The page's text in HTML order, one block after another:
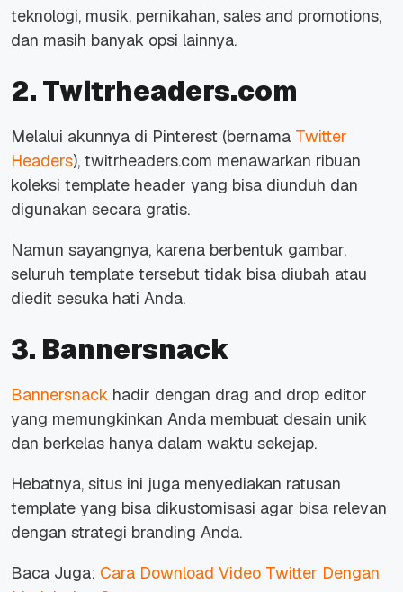
teknologi, musik, pernikahan, sales and promotions,
dan masih banyak opsi lainnya.
2. Twitrheaders.com
Melalui akunnya di Pinterest (bernama Twitter
Headers), twitrheaders.com menawarkan ribuan
koleksi template header yang bisa diunduh dan
digunakan secara gratis.
Namun sayangnya, karena berbentuk gambar,
seluruh template tersebut tidak bisa diubah atau
diedit sesuka hati Anda.
3. Bannersnack
Bannersnack hadir dengan drag and drop editor
yang memungkinkan Anda membuat desain unik
dan berkelas hanya dalam waktu sekejap.
Hebatnya, situs ini juga menyediakan ratusan
template yang bisa dikustomisasi agar bisa relevan
dengan strategi branding Anda.
Baca Juga: Cara Download Video Twitter Dengan